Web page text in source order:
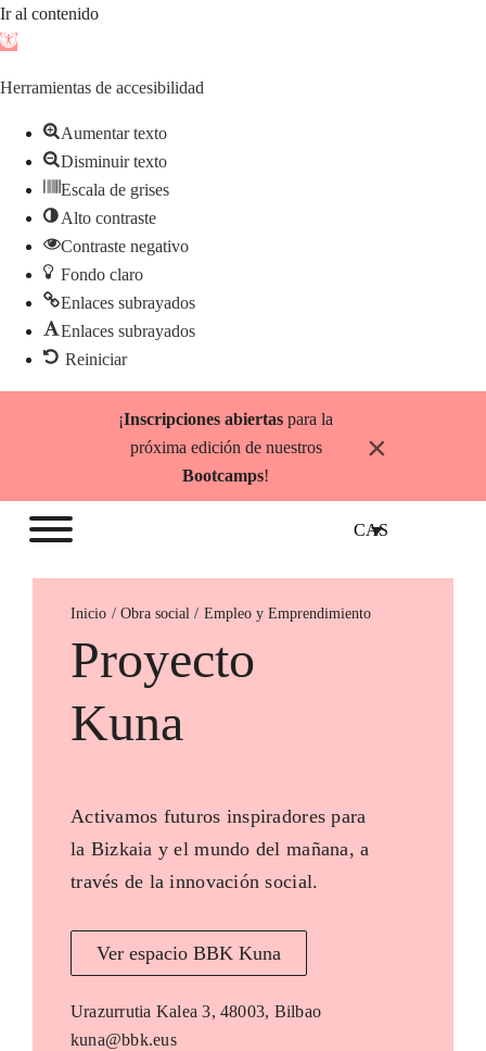
Ir al contenido
Abrir
de
herramientas
Herramientas de accesibilidad
Aumentar texto
Disminuir texto
Escala de grises
Alto contraste
Contraste negativo
Fondo claro
Enlaces subrayados
Enlaces subrayados
Reiniciar
¡Inscripciones abiertas para la
próxima edición de nuestros
Bootcamps!
×
CAS
Inicio Empleo y Emprendimiento
Proyecto
Kuna
Activamos futuros inspiradores para
la Bizkaia y el mundo del mañana, a
través de la innovación social.
Ver espacio BBK Kuna
Urazurrutia Kalea 3, 48003, Bilbao
kuna@bbk.eus